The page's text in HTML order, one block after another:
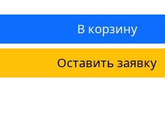
В корзину
Оставить заявку